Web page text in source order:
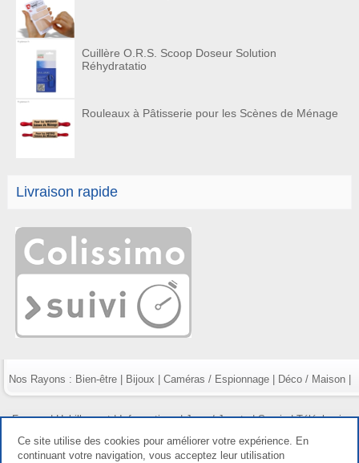
Cuillère O.R.S. Scoop Doseur Solution
Réhydratatio
Rouleaux à Pâtisserie pour les Scènes de Ménage
Livraison rapide
Nos Rayons : Bien-être| Bijoux Caméras / Espionnage| Déco / Maison|
Fumeur|Habillement|Informatique|Jeux / Jouets|Survie|Téléphonie
Ce site utilise des cookies pour améliorer votre expérience. En
continuant votre navigation, vous acceptez leur utilisation